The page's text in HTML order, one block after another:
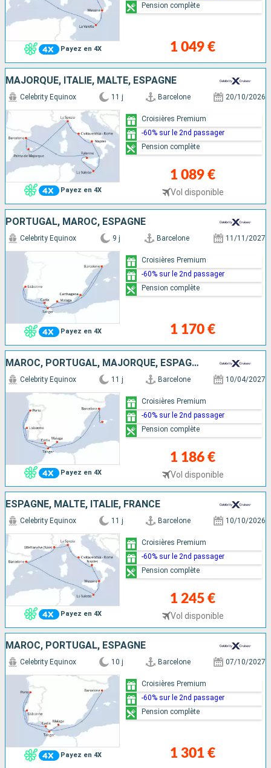
Payez en 4X 1 049 €
Pension complète
MAJORQUE, ITALIE, MALTE, ESPAGNE
Payez en 4X
Celebrity Equinox 11 j Barcelone 20/10/2026
1 089 €
Vol disponible
Croisières Premium
-60% sur le 2nd passager
Pension complète
PORTUGAL, MAROC, ESPAGNE
Payez en 4X
Celebrity Equinox 9 j Barcelone 11/11/2027
1 170 €
Croisières Premium
-60% sur le 2nd passager
Pension complète
MAROC, PORTUGAL, MAJORQUE, ESPAGNE
Payez en 4X
Celebrity Equinox 11 j Barcelone 10/04/2027
1 186 €
Vol disponible
Croisières Premium
-60% sur le 2nd passager
Pension complète
ESPAGNE, MALTE, ITALIE, FRANCE
Payez en 4X
Celebrity Equinox 11 j Barcelone 10/10/2026
1 245 €
Vol disponible
Croisières Premium
-60% sur le 2nd passager
Pension complète
MAROC, PORTUGAL, ESPAGNE
Payez en 4X
Celebrity Equinox 10 j Barcelone 07/10/2027
1 301 €
Croisières Premium
-60% sur le 2nd passager
Pension complète